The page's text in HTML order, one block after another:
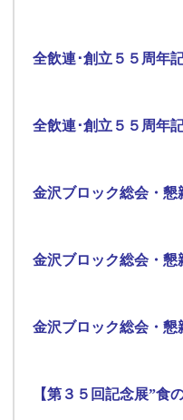
全飲連･創立５５周年
全飲連･創立５５周年
金沢ブロック総会・
金沢ブロック総会・
金沢ブロック総会・
【第３５回記念展”食